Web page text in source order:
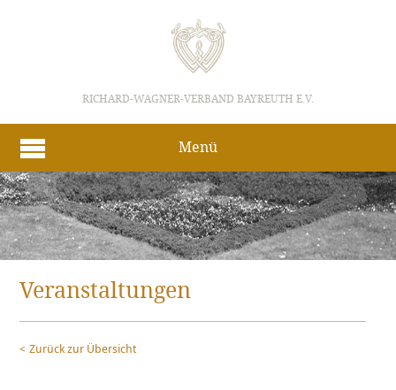
RICHARD-WAGNER-VERBAND BAYREUTH E.V.
Menü
Veranstaltungen
Zurück zur Übersicht